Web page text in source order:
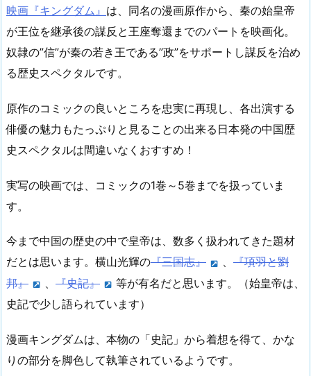
映画『キングダム』 は、同名の漫画原作から、秦の始皇帝
が王位を継承後の謀反と王座奪還までのパートを映画化。
奴隷の”信”が秦の若き王である”政”をサポートし謀反を治め
る歴史スペクタルです。
原作のコミックの良いところを忠実に再現し、各出演する
俳優の魅力もたっぷりと見ることの出来る日本発の中国歴
史スペクタルは間違いなくおすすめ！
実写の映画では、コミックの1巻～5巻までを扱っていま
す。
今まで中国の歴史の中で皇帝は、数多く扱われてきた題材
だとは思います。横山光輝の『三国志』 、 『項羽と劉
邦』
『史記』
等が有名だと思います。（始皇帝は、
史記で少し語られています）
漫画キングダムは、本物の「史記」から着想を得て、かな
りの部分を脚色して執筆されているようです。